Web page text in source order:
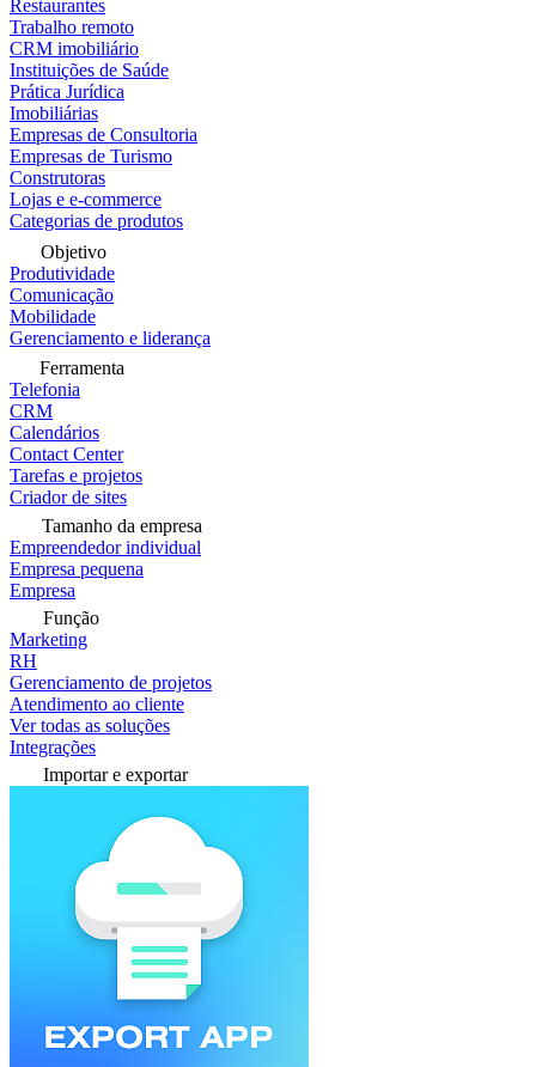
Restaurantes
Trabalho remoto
CRM imobiliário
Instituições de Saúde
Prática Jurídica
Imobiliárias
Empresas de Consultoria
Empresas de Turismo
Construtoras
Lojas e e-commerce
Categorias de produtos
Objetivo
Produtividade
Comunicação
Mobilidade
Gerenciamento e liderança
Ferramenta
Telefonia
CRM
Calendários
Contact Center
Tarefas e projetos
Criador de sites
Tamanho da empresa
Empreendedor individual
Empresa pequena
Empresa
Função
Marketing
RH
Gerenciamento de projetos
Atendimento ao cliente
Ver todas as soluções
Integrações
Importar e exportar